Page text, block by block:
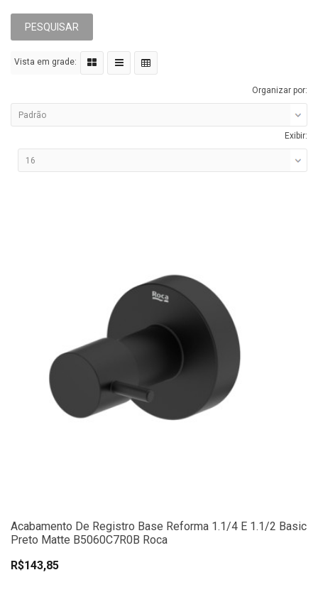
Vista em grade:
Organizar por:
Exibir:
Acabamento De Registro Base Reforma 1.1/4 E 1.1/2 Basic
Preto Matte B5060C7R0B Roca
R$143,85